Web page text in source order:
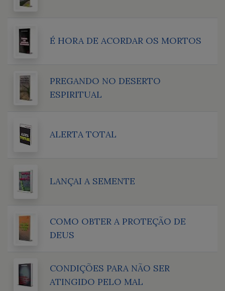
É HORA DE ACORDAR OS MORTOS
PREGANDO NO DESERTO
ESPIRITUAL
ALERTA TOTAL
LANÇAI A SEMENTE
COMO OBTER A PROTEÇÃO DE
DEUS
CONDIÇÕES PARA NÃO SER
ATINGIDO PELO MAL